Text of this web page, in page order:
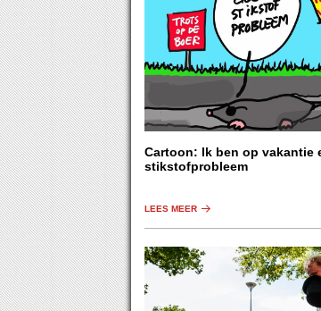
Cartoon: Ik ben op vakantie
stikstofprobleem
LEES MEER